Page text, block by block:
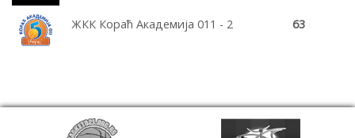
ЖКК Кораћ Академија 011 - 2 63